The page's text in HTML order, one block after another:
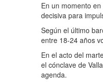
En un momento
decisiva para
Según el último
entre 18-24 años
En el acto del
el cónclave de
agenda.